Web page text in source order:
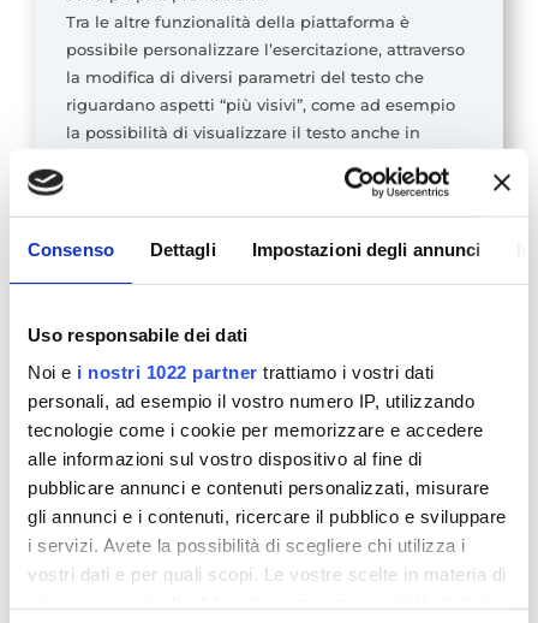
Consenso Dettagli Impostazioni degli annunci
Uso responsabile dei dati
Noi e i nostri 1022 partner trattiamo i vostri dati
personali, ad esempio il vostro numero IP, utilizzando
tecnologie come i cookie per memorizzare e accedere
alle informazioni sul vostro dispositivo al fine di
pubblicare annunci e contenuti personalizzati, misurare
gli annunci e i contenuti, ricercare il pubblico e sviluppare
i servizi. Avete la possibilità di scegliere chi utilizza i
vostri dati e per quali scopi. Le vostre scelte in materia di
Tra le altre funzionalità della piattaforma è
possibile personalizzare l’esercitazione, attraverso
la modifica di diversi parametri del testo che
riguardano aspetti “più visivi”, come ad esempio
la possibilità di visualizzare il testo anche in
che permette di visualizzare solo la parola da
leggere, mentre il resto del testo viene nascosto.
Inoltre è particolarmente importante
l’inserimento di un programma di rinforzo e la
esercitazione, un riepilogo dell’andamento della
propria prestazione.
Bibliografia
Tressoldi e Vio (2011). “Studi italiani sul
trattamento della dislessia evolutiva: una sintesi
quantitativa”. Dislessia, 8, 2:163-172
Tressoldi PE., Vio C. , Lo Presti G. (2018). “Diagnosi